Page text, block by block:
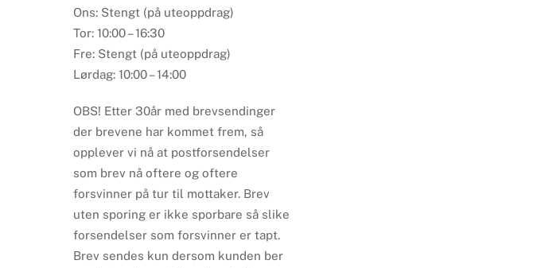
Ons: Stengt (på uteoppdrag)
Tor: 10:00 – 16:30
Fre: Stengt (på uteoppdrag)
Lørdag: 10:00 – 14:00
OBS! Etter 30år med brevsendinger
der brevene har kommet frem, så
opplever vi nå at postforsendelser
som brev nå oftere og oftere
forsvinner på tur til mottaker. Brev
uten sporing er ikke sporbare så slike
forsendelser som forsvinner er tapt.
Brev sendes kun dersom kunden ber